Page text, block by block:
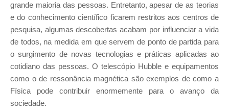
grande maioria das pessoas. Entretanto, apesar de as teorias
e do conhecimento científico ficarem restritos aos centros de
pesquisa, algumas descobertas acabam por influenciar a vida
de todos, na medida em que servem de ponto de partida para
o surgimento de novas tecnologias e práticas aplicadas ao
cotidiano das pessoas. O telescópio Hubble e equipamentos
como o de ressonância magnética são exemplos de como a
Física pode contribuir enormemente para o avanço da
sociedade.